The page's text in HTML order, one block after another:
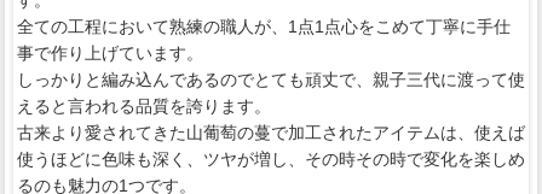
全ての工程において熟練の職人が、1点1点心をこめて丁寧に手仕
事で作り上げています。
しっかりと編み込んであるのでとても頑丈で、親子三代に渡って使
えると言われる品質を誇ります。
古来より愛されてきた山葡萄の蔓で加工されたアイテムは、使えば
使うほどに色味も深く、ツヤが増し、その時その時で変化を楽しめ
るのも魅力の1つです。